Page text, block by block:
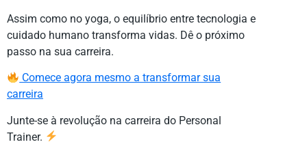
Assim como no yoga, o equilíbrio entre tecnologia e
cuidado humano transforma vidas. Dê o próximo
passo na sua carreira.
Comece agora mesmo a transformar sua
carreira
Junte-se à revolução na carreira do Personal
Trainer.